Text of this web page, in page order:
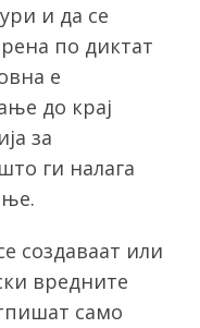
и да се
по диктат
е
до крај
за
ги налага
создаваат или
вредните
само